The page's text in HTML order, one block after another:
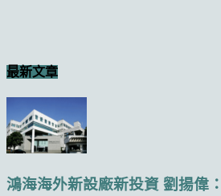
最新文章
鴻海海外新設廠新投資 劉揚偉